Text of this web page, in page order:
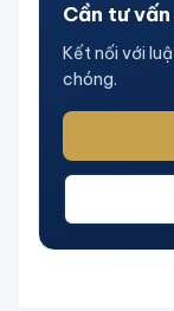
Cần tư
Kết nối với
chóng.